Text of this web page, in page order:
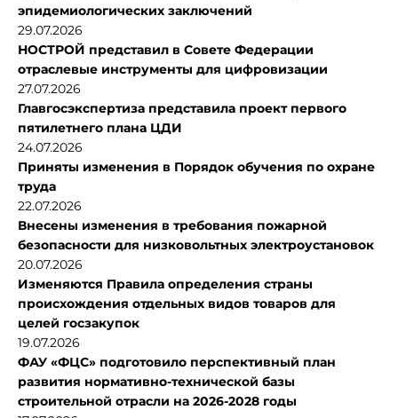
эпидемиологических заключений
29.07.2026
НОСТРОЙ представил в Совете Федерации
отраслевые инструменты для цифровизации
27.07.2026
Главгосэкспертиза представила проект первого
пятилетнего плана ЦДИ
24.07.2026
Приняты изменения в Порядок обучения по охране
труда
22.07.2026
Внесены изменения в требования пожарной
безопасности для низковольтных электроустановок
20.07.2026
Изменяются Правила определения страны
происхождения отдельных видов товаров для
целей госзакупок
19.07.2026
ФАУ «ФЦС» подготовило перспективный план
развития нормативно-технической базы
строительной отрасли на 2026-2028 годы